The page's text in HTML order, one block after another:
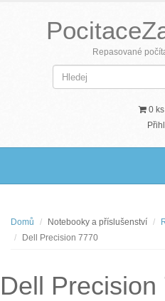
Repasované
0 ks |
Domů Notebooky a příslušenství
Dell Precision 7770
Dell Precision